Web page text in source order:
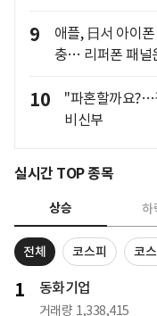
9
애플, 日서 아이
충… 리퍼폰 패널
10
"파혼할까요?…
비신부
실시간 TOP 종목
상승 하
전체 코스피 코
1 동화기업
거래량 1,338,415